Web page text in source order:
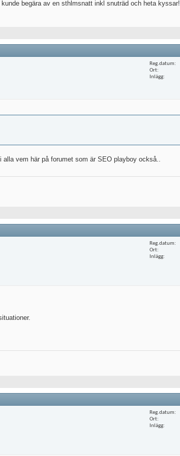
begära av en sthlmsnatt inkl snuträd och heta kyssar!
Reg.datum
Ort
Inlägg
vem här på forumet som är SEO playboy också..
Reg.datum
Ort
Inlägg
Reg.datum
Ort
Inlägg